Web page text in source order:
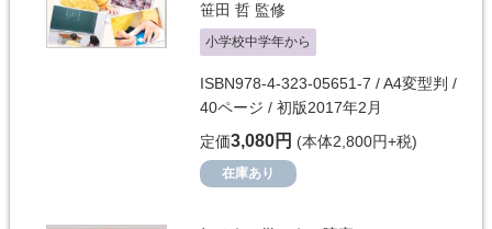
笹田 哲 監修
小学校中学年から
ISBN978-4-323-05651-7 / A4変型判 /
40ページ / 初版2017年2月
定価3,080円 (本体2,800円+税)
在庫あり